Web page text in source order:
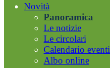
Novità
Panoramica
Le notizie
Le circolari
Calendario eventi
Albo online